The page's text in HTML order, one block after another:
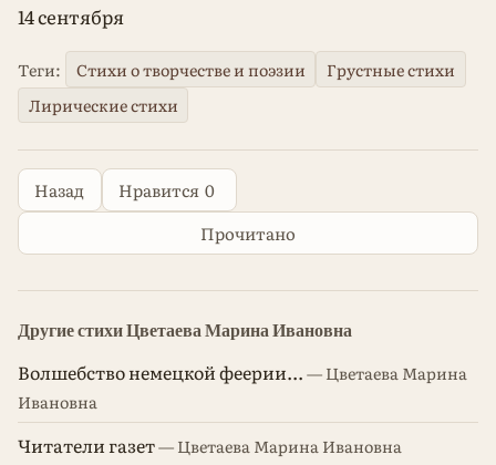
14 сентября
Теги: Стихи о творчестве и поэзии
Грустные стихи
Лирические стихи
Назад Нравится 0
Прочитано
Другие стихи Цветаева Марина Ивановна
Волшебство немецкой феерии...— Цветаева Марина
Ивановна
Читатели газет— Цветаева Марина Ивановна